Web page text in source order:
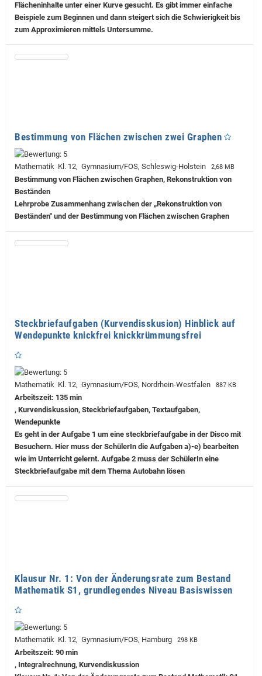
Flächeninhalte unter einer Kurve gesucht. Es gibt immer einfache
Beispiele zum Beginnen und dann steigert sich die Schwierigkeit bis
zum Approximieren mittels Untersumme.
Bestimmung von Flächen zwischen zwei Graphen
Mathematik Kl. 12, Gymnasium/FOS, Schleswig-Holstein 2,68 MB
Bestimmung von Flächen zwischen Graphen, Rekonstruktion von
Beständen
Lehrprobe Zusammenhang zwischen der „Rekonstruktion von
Beständen" und der Bestimmung von Flächen zwischen Graphen
Steckbriefaufgaben (Kurvendisskusion) Hinblick auf
Wendepunkte knickfrei knickkrümmungsfrei
Mathematik Kl. 12, Gymnasium/FOS, Nordrhein-Westfalen 887 KB
Arbeitszeit: 135 min
, Kurvendiskussion, Steckbriefaufgaben, Textaufgaben,
Wendepunkte
Es geht in der Aufgabe 1 um eine steckbriefaufgabe in der Disco mit
Besuchern. Hier muss der SchülerIn die Aufgaben a)-e) bearbeiten
wie im Unterricht gelernt. Aufgabe 2 muss der SchülerIn eine
Steckbriefaufgabe mit dem Thema Autobahn lösen
Klausur Nr. 1: Von der Änderungsrate zum Bestand
Mathematik S1, grundlegendes Niveau Basiswissen
Mathematik Kl. 12, Gymnasium/FOS, Hamburg 298 KB
Arbeitszeit: 90 min
, Integralrechnung, Kurvendiskussion